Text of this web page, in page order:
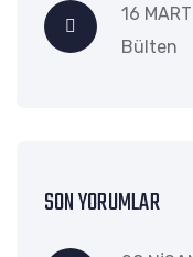
16
Bülten
SON YORUMLAR